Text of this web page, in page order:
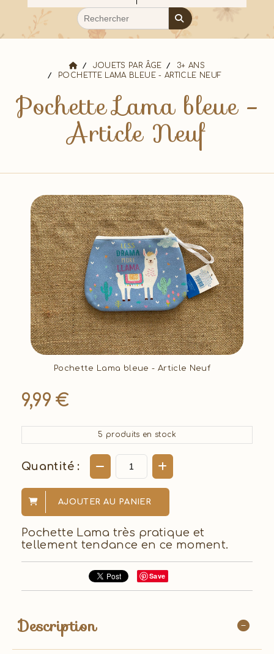
JOUETS PAR ÂGE
3+ ANS
POCHETTE LAMA BLEUE - ARTICLE NEUF
Pochette Lama bleue -
Article Neuf
Pochette Lama bleue - Article Neuf
9,99 €
5 produits en stock
Quantité :
AJOUTER AU PANIER
Pochette Lama très pratique et
tellement tendance en ce moment.
Save
Description